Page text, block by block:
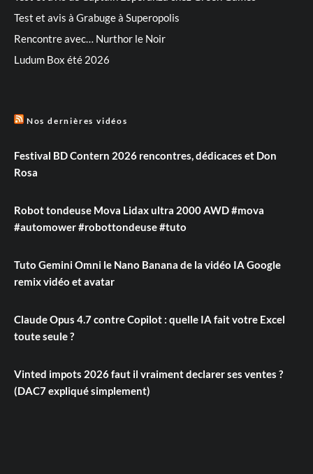
Test et avis à Grabuge à Superopolis
Rencontre avec… Nurthor le Noir
Ludum Box été 2026
Nos dernières vidéos
Festival BD Contern 2026 rencontres, dédicaces et Don
Rosa
Robot tondeuse Mova Lidax ultra 2000 AWD #mova
#automower #robottondeuse #tuto
Tuto Gemini Omni le Nano Banana de la vidéo IA Google
remix vidéo et avatar
Claude Opus 4.7 contre Copilot : quelle IA fait votre Excel
toute seule ?
Vinted impots 2026 faut il vraiment declarer ses ventes ?
(DAC7 expliqué simplement)